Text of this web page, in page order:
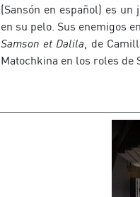
(Sansón en español) es un
en su pelo. Sus enemigos
Samson et Dalila, de
Matochkina en los roles de